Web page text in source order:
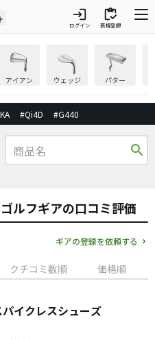
login
ログイン
inventory
新規登録
アイアン ウェッジ パター
#Qi4D #G440
search
ルフギアの口コミ評価
ギアの登録を依頼する
クチコミ数順 価格順
イクレスシューズ